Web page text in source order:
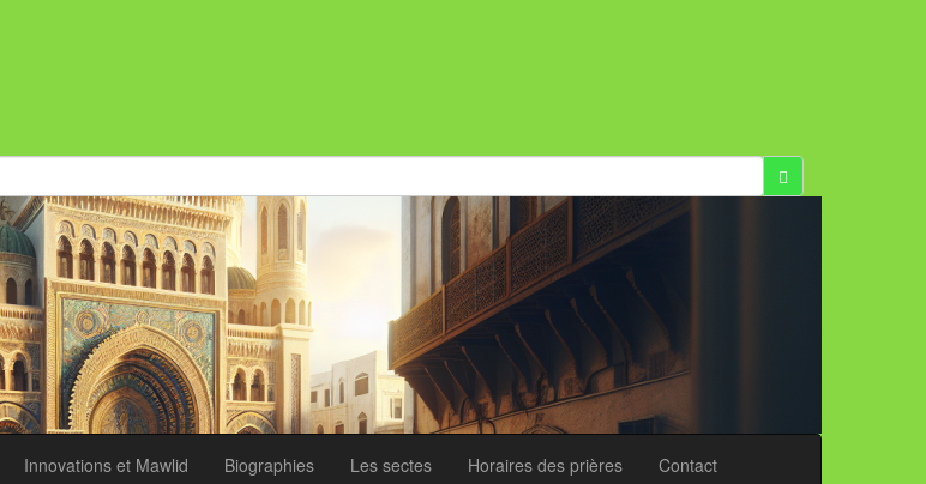
Innovations et Mawlid Biographies Les sectes Horaires des prières Contact